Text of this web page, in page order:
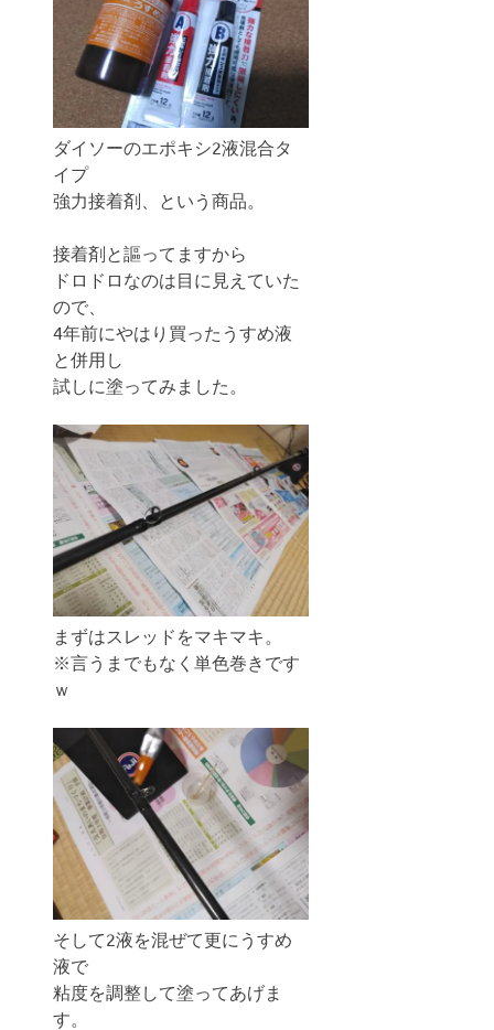
ダイソーのエポキシ2液混合タ
イプ
強力接着剤、という商品。
接着剤と謳ってますから
ドロドロなのは目に見えていた
ので、
4年前にやはり買ったうすめ液
と併用し
試しに塗ってみました。
まずはスレッドをマキマキ。
※言うまでもなく単色巻きです
ｗ
そして2液を混ぜて更にうすめ
液で
粘度を調整して塗ってあげま
す。